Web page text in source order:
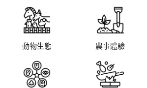
動物生態 農事體驗